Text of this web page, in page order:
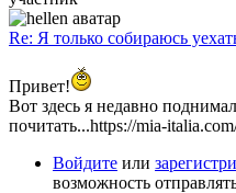
Re: Я только собираюсь
Привет!
Вот здесь я недавно
почитать...https://mia-
Войдите или
возможность